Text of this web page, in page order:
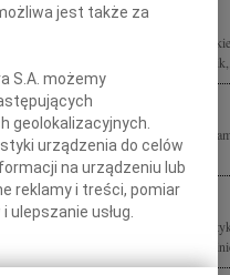
Olechowskiego dziękując Mu za
i całą Rodziną Maria, Łukasz,
wspólnie spędzone chwile
i całą Rodziną Ania i Wojtek...
Olechowskiego męża stanu,
przyszłość w NATO i UE
jest także za
S.A. możemy
geolokalizacyjnych.
urządzenia do celów
na urządzeniu lub
reklamy i treści, pomiar
usług.